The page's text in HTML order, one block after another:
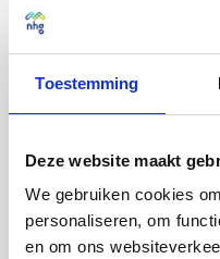
Toestemming
Deze website maakt
We gebruiken cookies
personaliseren, om
en om ons
V&N 2027 in
aanloop naar de publicatie
verbeteringen in onze
verantwoorde financiering
Voorwaarden en normen